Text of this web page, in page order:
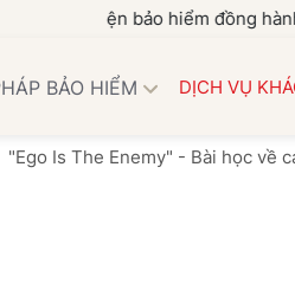
Viện bảo hiểm đồng hành cùng
BẢO HIỂM DỊCH VỤ
"Ego Is The Enemy" - Bài học về